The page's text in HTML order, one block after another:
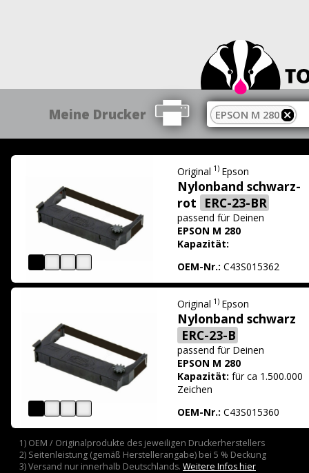
Meine Drucker EPSON M 280
Original 1) Epson
Nylonband schwarz-
rot ERC-23-BR
passend für Deinen
EPSON M 280
Kapazität:
OEM-Nr.: C43S015362
Original 1) Epson
Nylonband schwarz
ERC-23-B
passend für Deinen
EPSON M 280
Kapazität: für ca 1.500.000
Zeichen
OEM-Nr.: C43S015360
1) OEM / Originalprodukte des jeweiligen Druckerherstellers
2) Seitenleistung (gemäß Herstellerangabe) bei 5 % Deckung
3) Versand nur innerhalb Deutschlands. Weitere Infos hier